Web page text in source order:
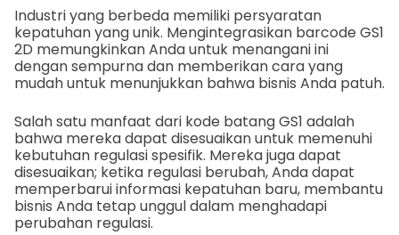
Industri yang berbeda memiliki persyaratan
kepatuhan yang unik. Mengintegrasikan barcode GS1
2D memungkinkan Anda untuk menangani ini
dengan sempurna dan memberikan cara yang
mudah untuk menunjukkan bahwa bisnis Anda patuh.
Salah satu manfaat dari kode batang GS1 adalah
bahwa mereka dapat disesuaikan untuk memenuhi
kebutuhan regulasi spesifik. Mereka juga dapat
disesuaikan; ketika regulasi berubah, Anda dapat
memperbarui informasi kepatuhan baru, membantu
bisnis Anda tetap unggul dalam menghadapi
perubahan regulasi.